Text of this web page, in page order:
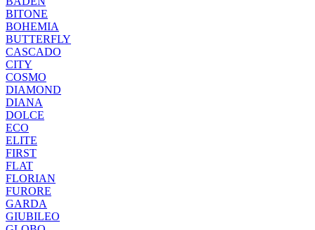
BITONE
BOHEMIA
BUTTERFLY
CASCADO
CITY
COSMO
DIAMOND
DIANA
DOLCE
ECO
ELITE
FIRST
FLAT
FLORIAN
FURORE
GARDA
GIUBILEO